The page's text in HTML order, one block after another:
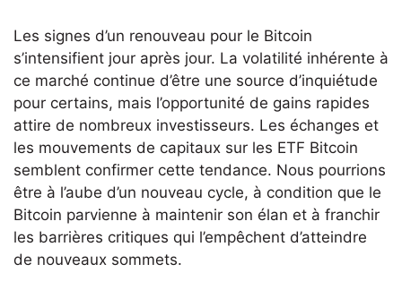
Les signes d’un renouveau pour le Bitcoin
s’intensifient jour après jour. La volatilité inhérente à
ce marché continue d’être une source d’inquiétude
pour certains, mais l’opportunité de gains rapides
attire de nombreux investisseurs. Les échanges et
les mouvements de capitaux sur les ETF Bitcoin
semblent confirmer cette tendance. Nous pourrions
être à l’aube d’un nouveau cycle, à condition que le
Bitcoin parvienne à maintenir son élan et à franchir
les barrières critiques qui l’empêchent d’atteindre
de nouveaux sommets.